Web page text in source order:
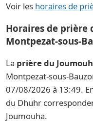
Voir les horaires de
Horaires de prière
Montpezat-sous-
La prière du
Montpezat-sous-
07/08/2026 à 13:49.
du Dhuhr
Joumouha.